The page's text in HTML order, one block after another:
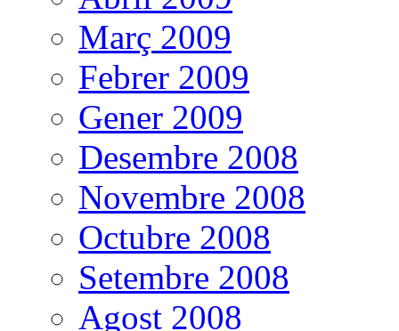
Març 2009
Febrer 2009
Gener 2009
Desembre 2008
Novembre 2008
Octubre 2008
Setembre 2008
Agost 2008